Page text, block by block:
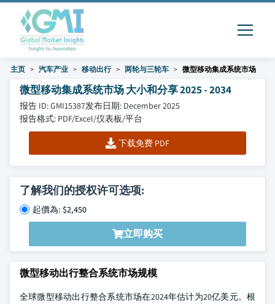
主页 汽车产业 移动出行 两轮与三轮车 微型移动集成系统市场
微型移动集成系统市场 大小和分享 2025 - 2034
报告 ID: GMI15387发布日期: December 2025
报告格式: PDF/Excel/仪表板/平台
下载免费 PDF
了解我们的授权许可选项:
起價為: $2,450
立即购买
微型移动出行整合系统市场规模
全球微型移动出行整合系统市场在2024年估计为20亿美元。根